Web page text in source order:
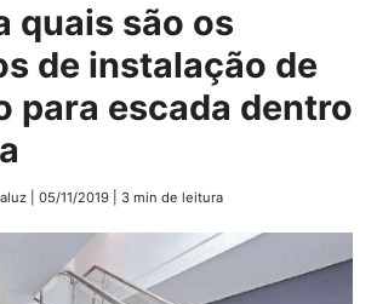
quais são os
de instalação de
para escada dentro
05/11/2019 3 min de leitura